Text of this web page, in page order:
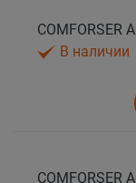
В наличии